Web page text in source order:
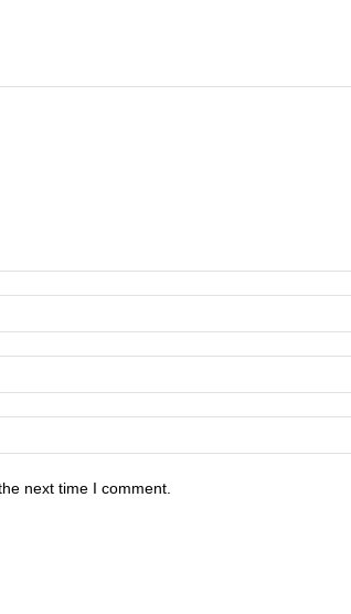
next time I comment.